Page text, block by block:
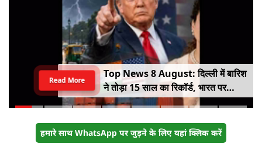
Top News 8 August: दिल्ली में बारिश
ने तोड़ा 15 साल का रिकॉर्ड, भारत पर
100% टैरिफ का खतरा; Gen Z पर कंगना
Read More
हमारे साथ WhatsApp पर जुड़ने के लिए यहां क्लिक करें